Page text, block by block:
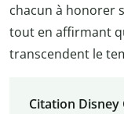
chacun à honorer
tout en affirmant
transcendent le
Citation Disney